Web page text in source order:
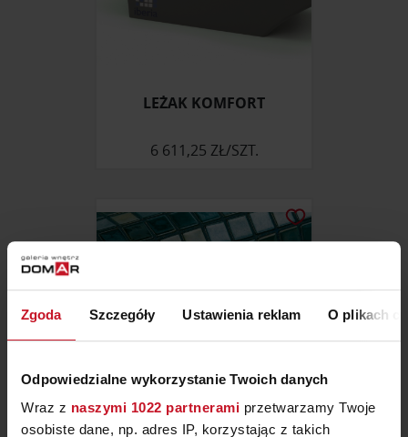
Zgoda Szczegóły Ustawienia reklam O plikach
Odpowiedzialne wykorzystanie Twoich danych
Wraz z naszymi 1022 partnerami przetwarzamy Twoje
osobiste dane, np. adres IP, korzystając z takich
LEŻAK KOMFORT
6 611,25 ZŁ/SZT.